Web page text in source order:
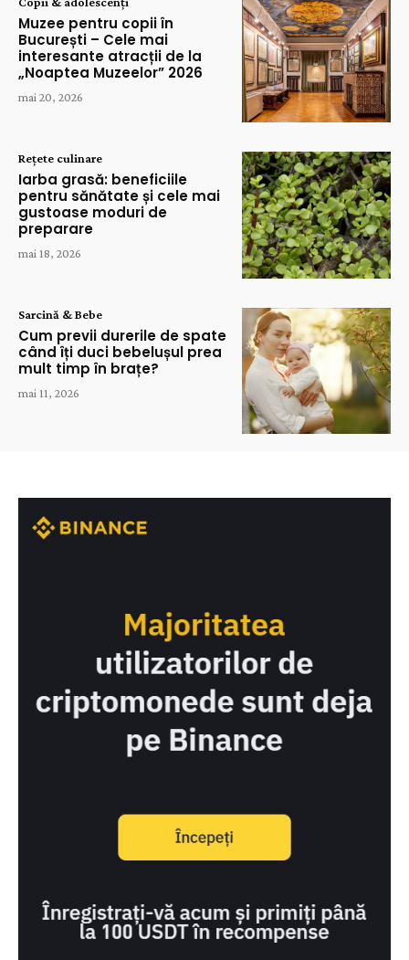
Muzee pentru copii în
București – Cele mai
interesante atracții de la
„Noaptea Muzeelor” 2026
mai 20, 2026
Rețete culinare
Iarba grasă: beneficiile
pentru sănătate și cele mai
gustoase moduri de
preparare
mai 18, 2026
Sarcină & Bebe
Cum previi durerile de spate
când îți duci bebelușul prea
mult timp în brațe?
mai 11, 2026